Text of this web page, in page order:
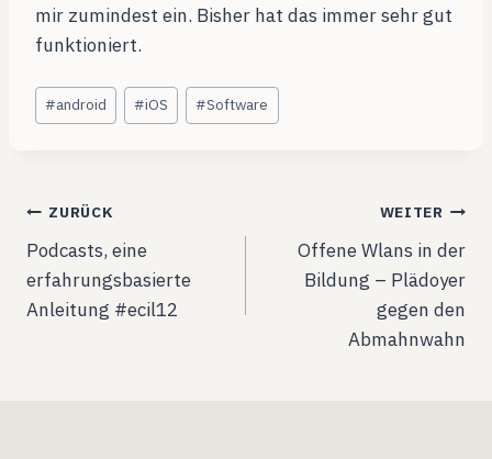
mir zumindest ein. Bisher hat das immer sehr gut
funktioniert.
Schlagworte:
#android #iOS #Software
Beitragsnavigation
ZURÜCK
Podcasts, eine
erfahrungsbasierte
Anleitung #ecil12
WEITER
Offene Wlans in der
Bildung – Plädoyer
gegen den
Abmahnwahn